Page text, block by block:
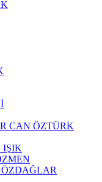
CAN ÖZTÜRK
IŞIK